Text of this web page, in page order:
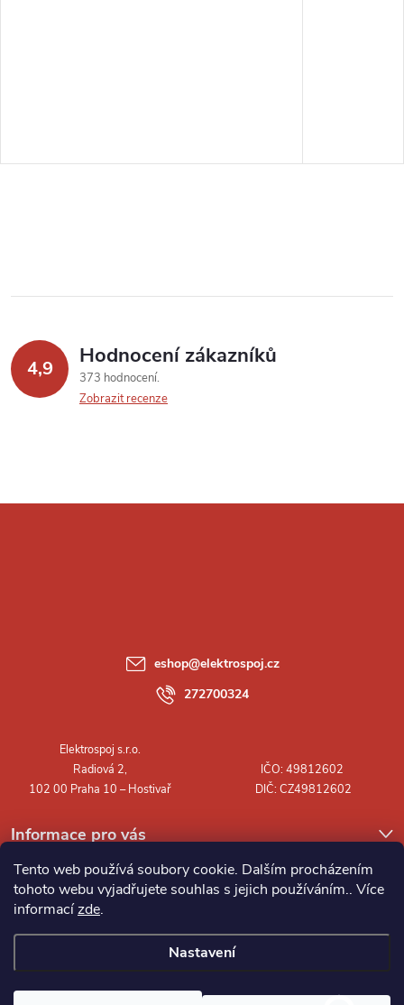
Tento web používá soubory cookie. Dalším procházením
tohoto webu vyjadřujete souhlas s jejich používáním.. Více
informacízde.
Nastavení
4,9 Hodnocení zákazníků
373 hodnocení
Zobrazit recenze
Informace pro vás
eshop@elektrospoj.cz
272700324
Elektrospoj s.r.o.. Všechna práva vyhrazena.